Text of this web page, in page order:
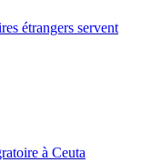
étrangers servent
à Ceuta